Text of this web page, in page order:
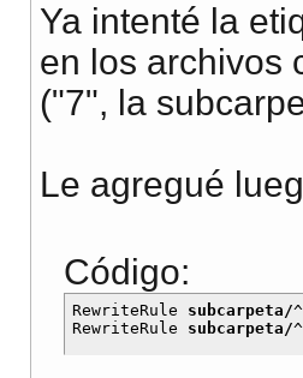
Ya intenté la
en los archivos
("7", la
Le agregué
Código:
RewriteRule subcarpeta/
RewriteRule subcarpeta/